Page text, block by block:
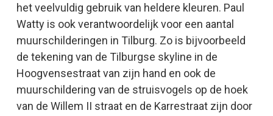
het veelvuldig gebruik van heldere kleuren. Paul
Watty is ook verantwoordelijk voor een aantal
muurschilderingen in Tilburg. Zo is bijvoorbeeld
de tekening van de Tilburgse skyline in de
Hoogvensestraat van zijn hand en ook de
muurschildering van de struisvogels op de hoek
van de Willem II straat en de Karrestraat zijn door